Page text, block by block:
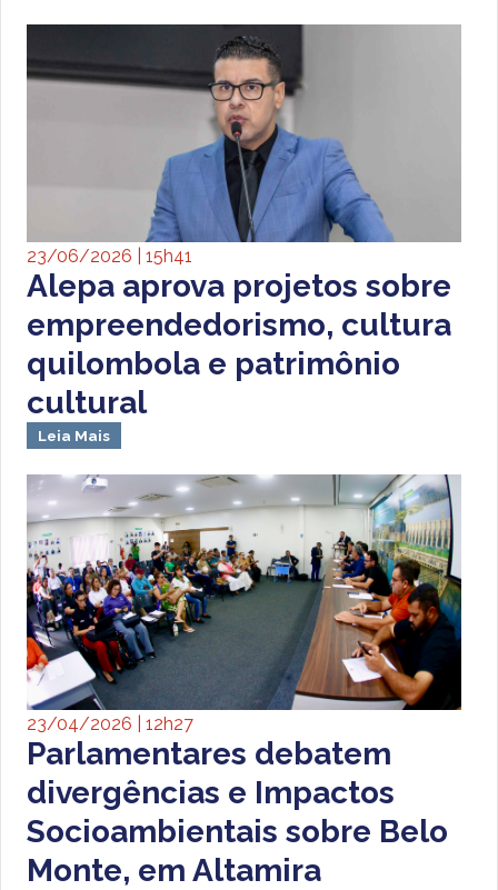
23/06/2026 | 15h41
Alepa aprova projetos sobre
empreendedorismo, cultura
quilombola e patrimônio
cultural
Leia Mais
23/04/2026 | 12h27
Parlamentares debatem
divergências e Impactos
Socioambientais sobre Belo
Monte, em Altamira